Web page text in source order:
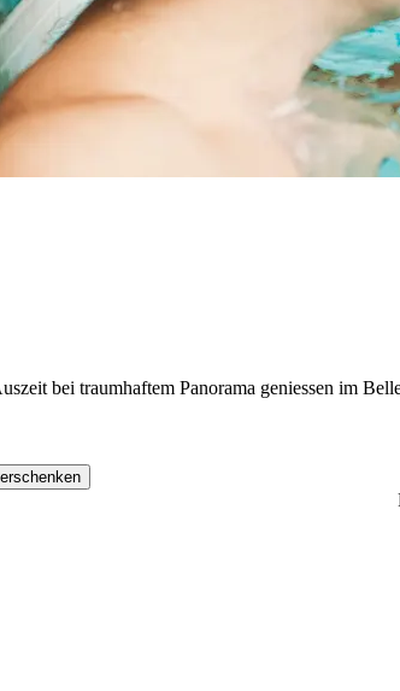
bei traumhaftem Panorama geniessen im